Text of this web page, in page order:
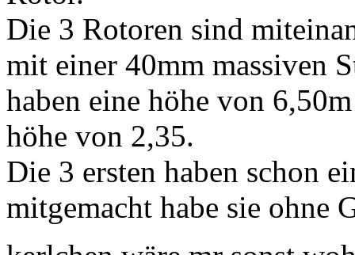
Die 3 Rotoren sind
mit einer 40mm massiven
haben eine höhe von
höhe von 2,35.
Die 3 ersten haben schon
mitgemacht habe sie ohne